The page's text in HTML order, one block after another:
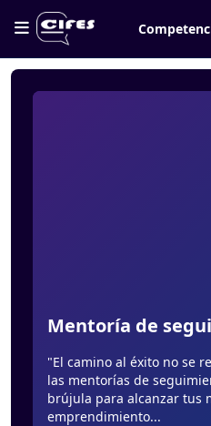
Mentoría de
"El camino al éxito no se
las mentorías de
brújula para alcanzar tus
emprendimiento...